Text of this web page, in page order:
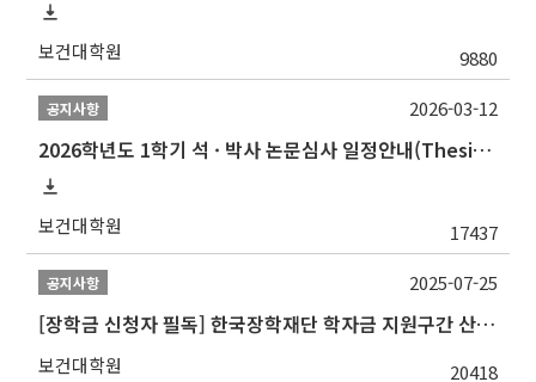
보건대학원 9880
공지사항
2026학년도 1학기 석 · 박사 논문심사 일정안내(Thesis Defense Schedules)
보건대학원 17437
2026-03-12
공지사항
[장학금 신청자 필독] 한국장학재단 학자금 지원구간 산정 권고
보건대학원 20418
2025-07-25